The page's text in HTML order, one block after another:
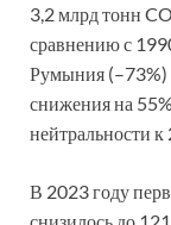
3,2 млрд тонн
сравнению с
Румыния
снижения на
нейтральности
В 2023 году